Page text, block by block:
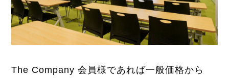
The Company 会員様であれば一般価格から